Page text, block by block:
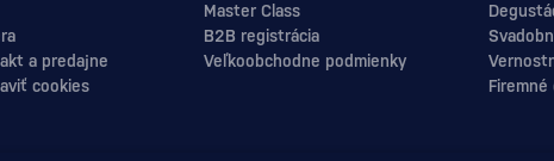
a predajne
cookies
Master Class
B2B registrácia
Veľkoobchodne podmienky
Firemné